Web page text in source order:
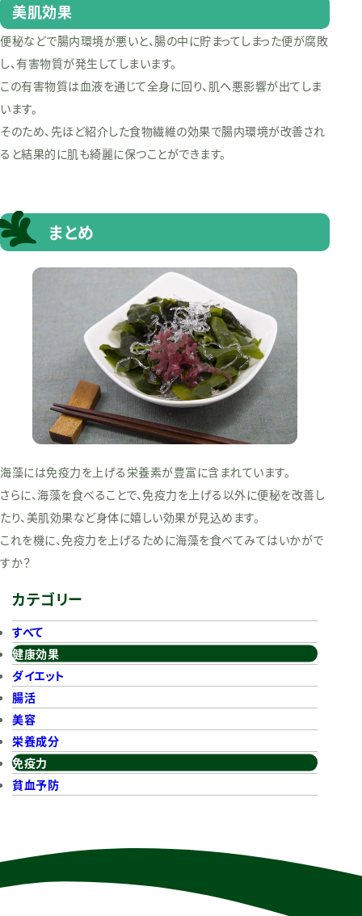
美肌効果
便秘などで腸内環境が悪いと、腸の中に貯まってしまった便が腐敗
し、有害物質が発生してしまいます。
この有害物質は血液を通じて全身に回り、肌へ悪影響が出てしま
います。
そのため、先ほど紹介した食物繊維の効果で腸内環境が改善され
ると結果的に肌も綺麗に保つことができます。
まとめ
海藻には免疫力を上げる栄養素が豊富に含まれています。
さらに、海藻を食べることで、免疫力を上げる以外に便秘を改善し
たり、美肌効果など身体に嬉しい効果が見込めます。
これを機に、免疫力を上げるために海藻を食べてみてはいかがで
すか？
カテゴリー
すべて
健康効果
ダイエット
腸活
美容
栄養成分
免疫力
貧血予防